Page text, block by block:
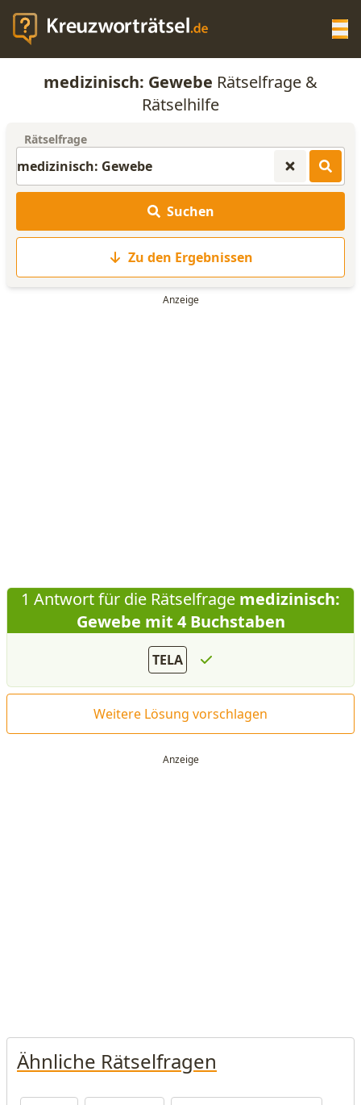
KREUZWORTRÄTSEL-HILFE
ANAGRAMM-GENERATOR
WORTLISTE
medizinisch: Gewebe Rätselfrage &
Rätselhilfe
Rätselfrage
Suchen
Zu den Ergebnissen
1 Antwort für die Rätselfrage medizinisch:
Gewebe mit 4 Buchstaben
TELA
Weitere Lösung vorschlagen
Ähnliche Rätselfragen